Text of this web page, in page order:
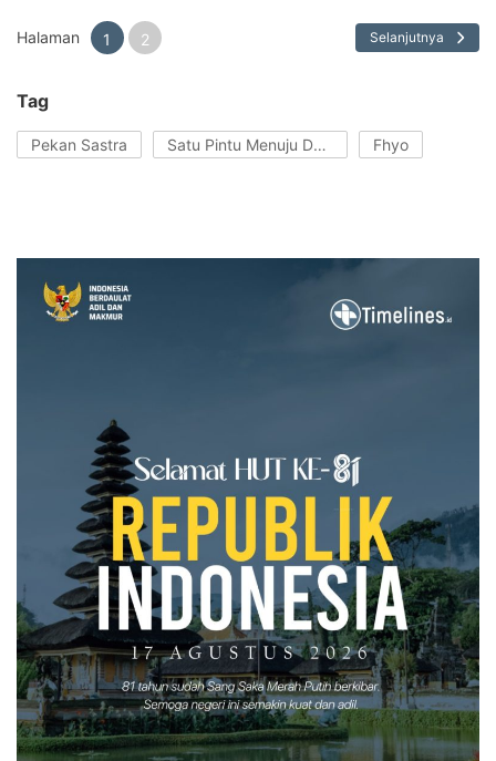
Halaman 1 2 Selanjutnya
Tag
Pekan Sastra Satu Pintu Menuju Dunia Fhyo